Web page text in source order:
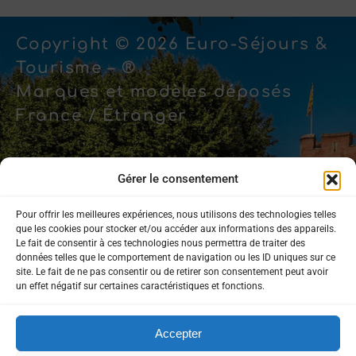
Gérer le consentement
Pour offrir les meilleures expériences, nous utilisons des technologies telles
que les cookies pour stocker et/ou accéder aux informations des appareils.
Le fait de consentir à ces technologies nous permettra de traiter des
données telles que le comportement de navigation ou les ID uniques sur ce
site. Le fait de ne pas consentir ou de retirer son consentement peut avoir
un effet négatif sur certaines caractéristiques et fonctions.
Accepter
Copyright © 2026 Euro-Séjours &
Tourisme – ®
Marques et modèles déposés
France / Étranger
Mentions légales
Politique de confidentialité
Rejoignez-nous sur